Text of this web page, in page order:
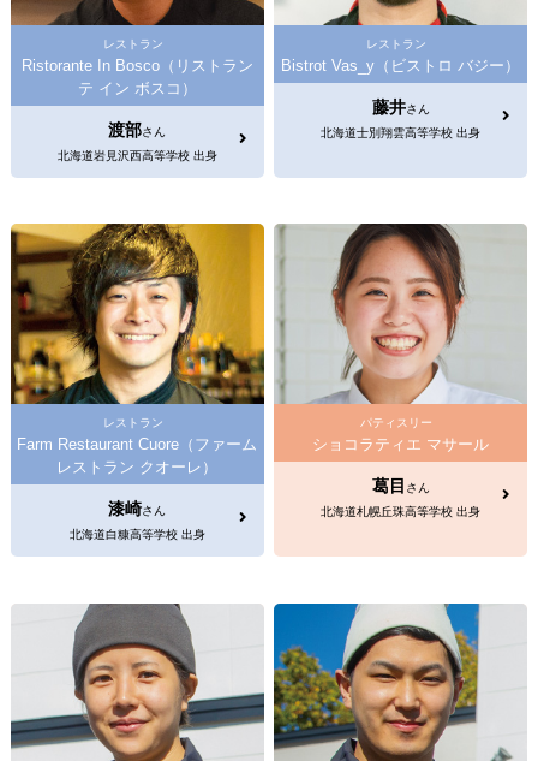
レストラン
Ristorante In Bosco（リストラン
テ イン ボスコ）
渡部さん
北海道岩見沢西高等学校 出身
レストラン
Bistrot Vas_y（ビストロ バジー）
藤井さん
北海道士別翔雲高等学校 出身
レストラン
Farm Restaurant Cuore（ファーム
レストラン クオーレ）
漆崎さん
北海道白糠高等学校 出身
パティスリー
ショコラティエ マサール
葛目 さん
北海道札幌丘珠高等学校 出身